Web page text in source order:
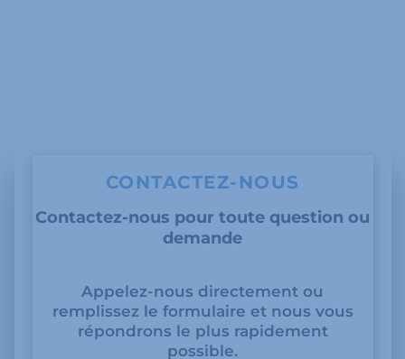
CONTACTEZ-NOUS
Contactez-nous pour toute question ou
demande
Appelez-nous directement ou
remplissez le formulaire et nous vous
répondrons le plus rapidement
possible.